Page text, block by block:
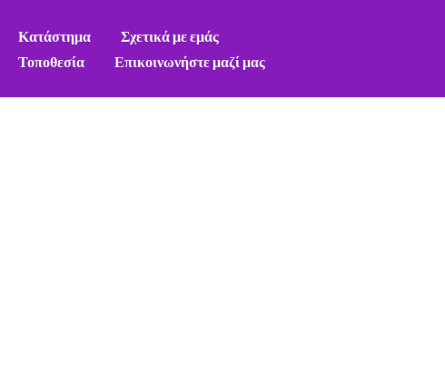
Κατάστημα
Σχετικά με εμάς
Τοποθεσία
Επικοινωνήστε μαζί μας